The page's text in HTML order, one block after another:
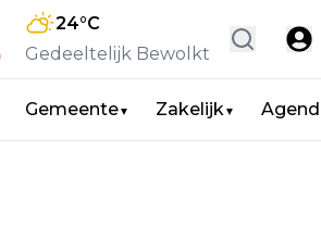
24°C
Gedeeltelijk Bewolkt
Gemeente▼ Zakelijk▼